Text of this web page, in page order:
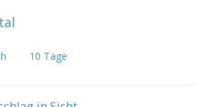
10 Tage